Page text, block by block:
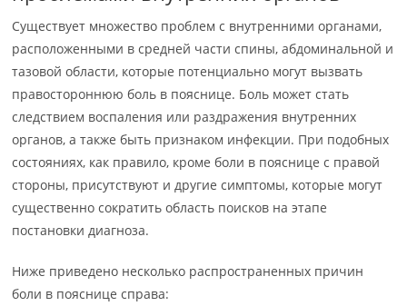
Существует множество проблем с внутренними органами,
расположенными в средней части спины, абдоминальной и
тазовой области, которые потенциально могут вызвать
правостороннюю боль в пояснице. Боль может стать
следствием воспаления или раздражения внутренних
органов, а также быть признаком инфекции. При подобных
состояниях, как правило, кроме боли в пояснице с правой
стороны, присутствуют и другие симптомы, которые могут
существенно сократить область поисков на этапе
постановки диагноза.
Ниже приведено несколько распространенных причин
боли в пояснице справа: